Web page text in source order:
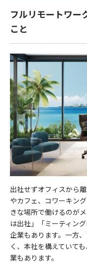
フルリモートワー
こと
出社せずオフィスから
やカフェ、コワーキン
きな場所で働けるのが
は出社」「ミーティン
企業もあります。一方
く、本社を構えていて
業もあります。